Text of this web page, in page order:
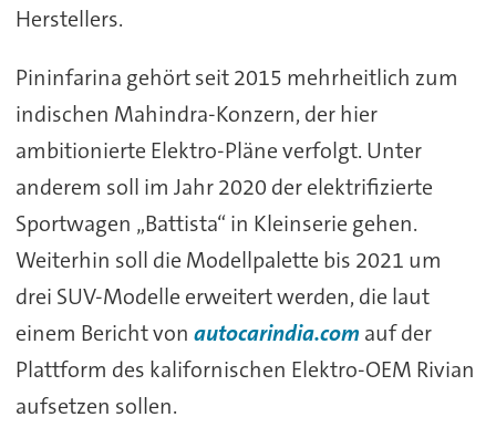
Herstellers.
Pininfarina gehört seit 2015 mehrheitlich zum
indischen Mahindra-Konzern, der hier
ambitionierte Elektro-Pläne verfolgt. Unter
anderem soll im Jahr 2020 der elektrifizierte
Sportwagen „Battista“ in Kleinserie gehen.
Weiterhin soll die Modellpalette bis 2021 um
drei SUV-Modelle erweitert werden, die laut
einem Bericht von autocarindia.com auf der
Plattform des kalifornischen Elektro-OEM Rivian
aufsetzen sollen.